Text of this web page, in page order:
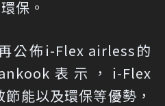
保。
公佈i-Flex airless的
表示，i-Flex
能以及環保等優勢，